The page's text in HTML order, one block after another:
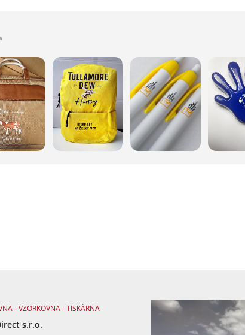
- VZORKOVNA - TISKÁRNA
s.r.o.